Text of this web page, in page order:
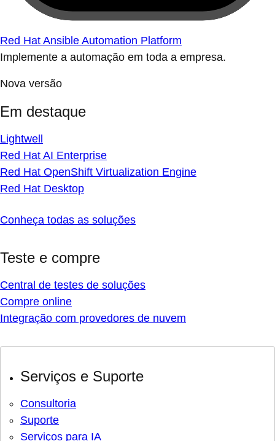
Red Hat Ansible Automation Platform
Implemente a automação em toda a empresa.
Nova versão
Em destaque
Lightwell
Red Hat AI Enterprise
Red Hat OpenShift Virtualization Engine
Red Hat Desktop
Conheça todas as soluções
Teste e compre
Central de testes de soluções
Compre online
Integração com provedores de nuvem
Serviços e Suporte
Consultoria
Suporte
Serviços para IA